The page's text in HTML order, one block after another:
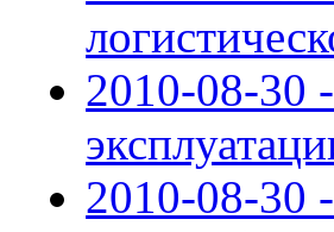
2010-08-30
2010-08-30